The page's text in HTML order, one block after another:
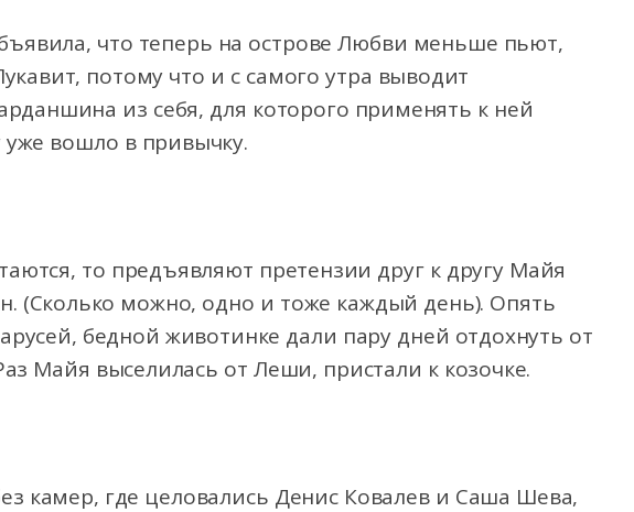
что теперь на острове Любви меньше пьют,
потому что и с самого утра выводит
из себя, для которого применять к ней
уже вошло в привычку.
то предъявляют претензии друг к другу Майя
(Сколько можно, одно и тоже каждый день). Опять
бедной животинке дали пару дней отдохнуть от
Майя выселилась от Леши, пристали к козочке.
камер, где целовались Денис Ковалев и Саша Шева,